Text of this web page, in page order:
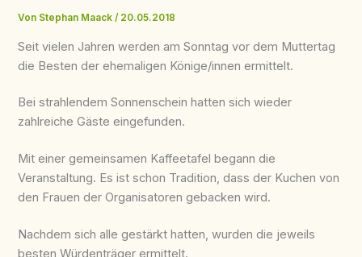
Von Stephan Maack/ 20.05.2018
Seit vielen Jahren werden am Sonntag vor dem Muttertag
die Besten der ehemaligen Könige/innen ermittelt.
Bei strahlendem Sonnenschein hatten sich wieder
zahlreiche Gäste eingefunden.
Mit einer gemeinsamen Kaffeetafel begann die
Veranstaltung. Es ist schon Tradition, dass der Kuchen von
den Frauen der Organisatoren gebacken wird.
Nachdem sich alle gestärkt hatten, wurden die jeweils
besten Würdenträger ermittelt.